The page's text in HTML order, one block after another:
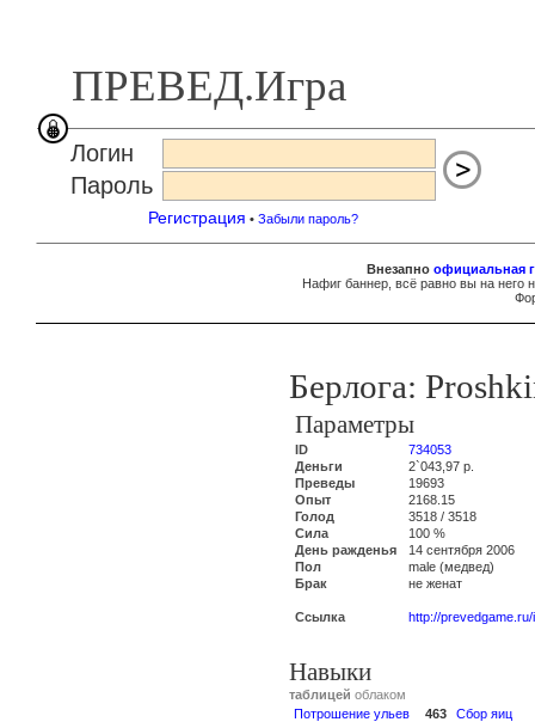
ПРЕВЕД.Игра
Логин
Пароль
Регистрация • Забыли пароль?
Внезапно официальная
Нафиг баннер, всё равно вы на
Берлога:
Параметры
ID
734053
Деньги
2`043,97 р.
Преведы
19693
Опыт
2168.15
Голод
3518 / 3518
Сила
100 %
День ражденья
14 сентября 2006
Пол
male (медвед)
Брак
не женат
Ссылка http://
Навыки
таблицей облаком
Потрошение ульев
463
Сбор яиц